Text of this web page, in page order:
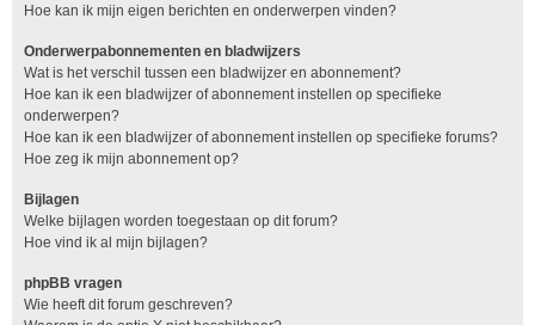
Hoe kan ik mijn eigen berichten en onderwerpen vinden?
Onderwerpabonnementen en bladwijzers
Wat is het verschil tussen een bladwijzer en abonnement?
Hoe kan ik een bladwijzer of abonnement instellen op specifieke
onderwerpen?
Hoe kan ik een bladwijzer of abonnement instellen op specifieke forums?
Hoe zeg ik mijn abonnement op?
Bijlagen
Welke bijlagen worden toegestaan op dit forum?
Hoe vind ik al mijn bijlagen?
phpBB vragen
Wie heeft dit forum geschreven?